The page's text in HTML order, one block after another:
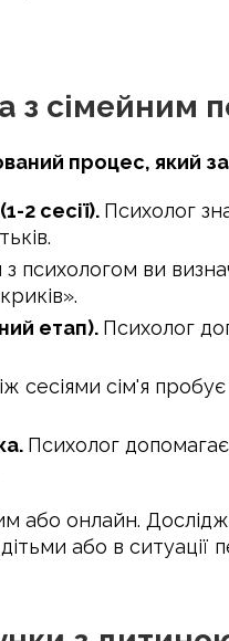
з сімейним
процес, який
2 сесії). Психолог
з психологом ви
етап). Психолог
сесіями сім'я
Психолог
онлайн.
або в